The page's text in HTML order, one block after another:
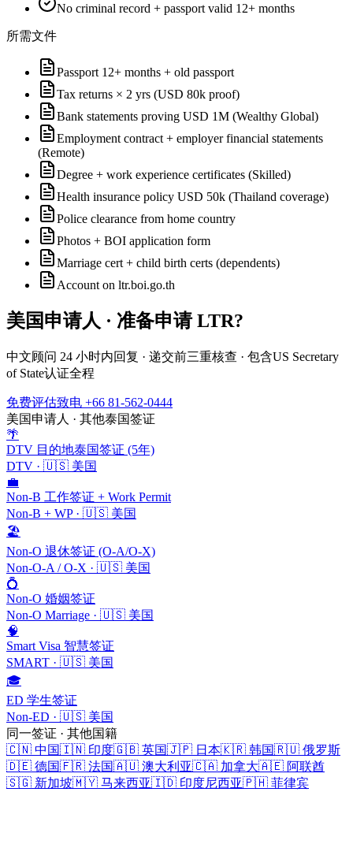
No criminal record + passport valid 12+ months
所需文件
Passport 12+ months + old passport
Tax returns × 2 yrs (USD 80k proof)
Bank statements proving USD 1M (Wealthy Global)
Employment contract + employer financial statements
(Remote)
Degree + work experience certificates (Skilled)
Health insurance policy USD 50k (Thailand coverage)
Police clearance from home country
Photos + BOI application form
Marriage cert + child birth certs (dependents)
Account on ltr.boi.go.th
美国申请人 · 准备申请LTR?
中文顾问 24 小时内回复 · 递交前三重核查 · 包含US Secretary
of State认证全程
免费评估致电 +66 81-562-0444
美国申请人 · 其他泰国签证
🌴
DTV 目的地泰国签证 (5年)
DTV · 🇺🇸 美国
💼
Non-B 工作签证 + Work Permit
Non-B + WP· 🇺🇸 美国
🏖️
Non-O 退休签证 (O-A/O-X)
Non-O-A / O-X · 🇺🇸 美国
💍
Non-O 婚姻签证
Non-O Marriage · 🇺🇸 美国
🧠
Smart Visa 智慧签证
SMART · 🇺🇸 美国
🎓
ED 学生签证
Non-ED · 🇺🇸 美国
同一签证 · 其他国籍
🇨🇳 中国🇮🇳 印度🇬🇧 英国🇯🇵 日本🇰🇷 韩国🇷🇺 俄罗斯
🇩🇪 德国🇫🇷 法国🇦🇺 澳大利亚🇨🇦 加拿大🇦🇪 阿联酋
🇸🇬 新加坡🇲🇾 马来西亚🇮🇩 印度尼西亚🇵🇭 菲律宾